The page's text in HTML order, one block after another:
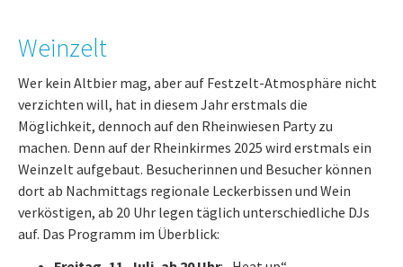
Weinzelt
Wer kein Altbier mag, aber auf Festzelt-Atmosphäre nicht
verzichten will, hat in diesem Jahr erstmals die
Möglichkeit, dennoch auf den Rheinwiesen Party zu
machen. Denn auf der Rheinkirmes 2025 wird erstmals ein
Weinzelt aufgebaut. Besucherinnen und Besucher können
dort ab Nachmittags regionale Leckerbissen und Wein
verköstigen, ab 20 Uhr legen täglich unterschiedliche DJs
auf. Das Programm im Überblick: